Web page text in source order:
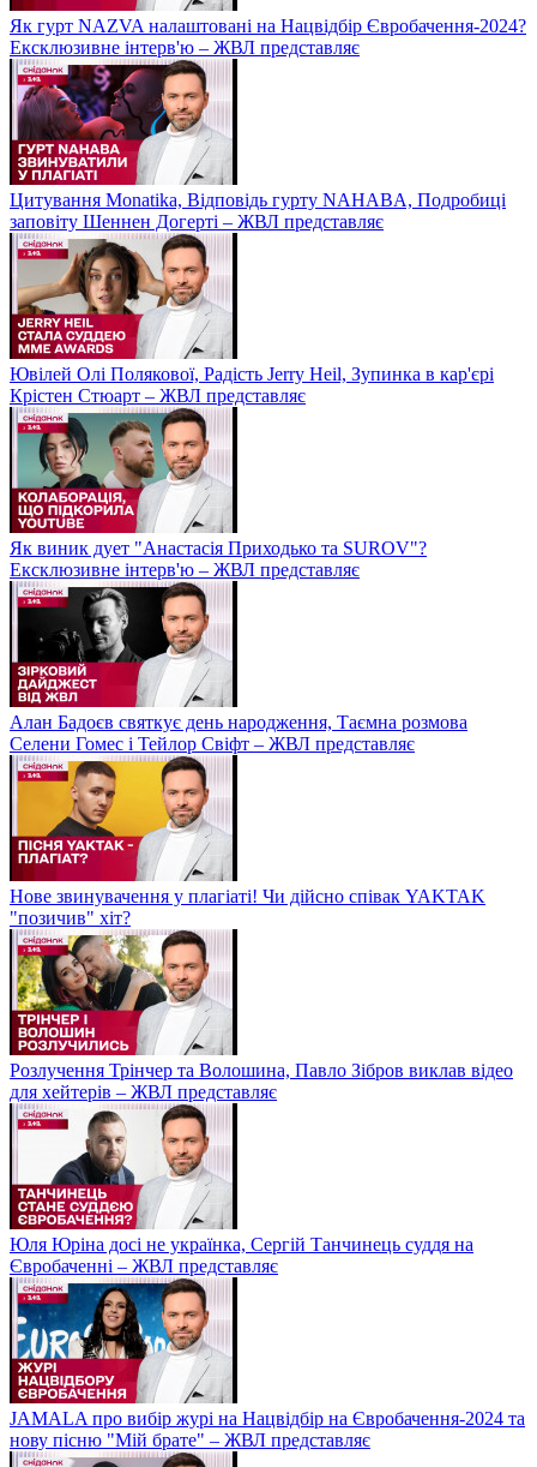
Як гурт NAZVA налаштовані на Нацвідбір Євробачення-2024?
Ексклюзивне інтерв'ю – ЖВЛ представляє
Цитування Monatikа, Відповідь гурту NAHABA, Подробиці
заповіту Шеннен Догерті – ЖВЛ представляє
Ювілей Олі Полякової, Радість Jerry Heil, Зупинка в кар'єрі
Крістен Стюарт – ЖВЛ представляє
Як виник дует "Анастасія Приходько та SUROV"?
Ексклюзивне інтерв'ю – ЖВЛ представляє
Алан Бадоєв святкує день народження, Таємна розмова
Селени Гомес і Тейлор Свіфт – ЖВЛ представляє
Нове звинувачення у плагіаті! Чи дійсно співак YAKTAK
"позичив" хіт?
Розлучення Трінчер та Волошина, Павло Зібров виклав відео
для хейтерів – ЖВЛ представляє
Юля Юріна досі не українка, Сергій Танчинець суддя на
Євробаченні – ЖВЛ представляє
JAMALA про вибір журі на Нацвідбір на Євробачення-2024 та
нову пісню "Мій брате" – ЖВЛ представляє